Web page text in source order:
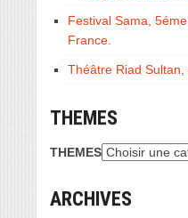
Festival Sama,
France.
Théâtre Riad
THEMES
THEMES
ARCHIVES